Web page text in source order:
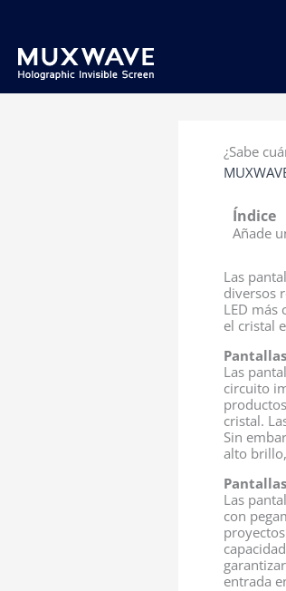
¿Sabe
Índice
Añade
Las
diversos
LED más
el cristal
Las
circuito
cristal.
Sin
alto
Las
con
entrada